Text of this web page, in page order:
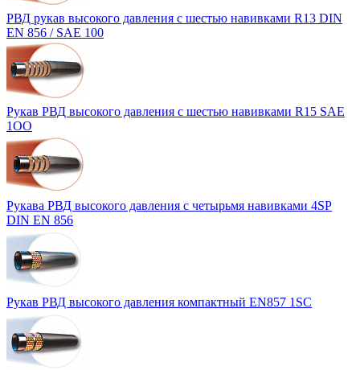
РВД рукав высокого давления с шестью навивками R13 DIN
EN 856 / SAE 100
Рукав РВД выcокого давления с шестью навивками R15 SAE
1ОО
Рукава РВД высокого давления с четырьмя навивками 4SP
DIN EN 856
Рукав РВД высокого давления компактный EN857 1SC